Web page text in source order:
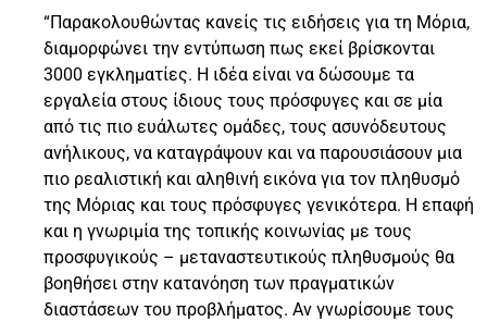
“Παρακολουθώντας κανείς τις ειδήσεις για τη Μόρια,
διαμορφώνει την εντύπωση πως εκεί βρίσκονται
3000 εγκληματίες. Η ιδέα είναι να δώσουμε τα
εργαλεία στους ίδιους τους πρόσφυγες και σε μία
από τις πιο ευάλωτες ομάδες, τους ασυνόδευτους
ανήλικους, να καταγράψουν και να παρουσιάσουν μια
πιο ρεαλιστική και αληθινή εικόνα για τον πληθυσμό
της Μόριας και τους πρόσφυγες γενικότερα. Η επαφή
και η γνωριμία της τοπικής κοινωνίας με τους
προσφυγικούς – μεταναστευτικούς πληθυσμούς θα
βοηθήσει στην κατανόηση των πραγματικών
διαστάσεων του προβλήματος. Αν γνωρίσουμε τους